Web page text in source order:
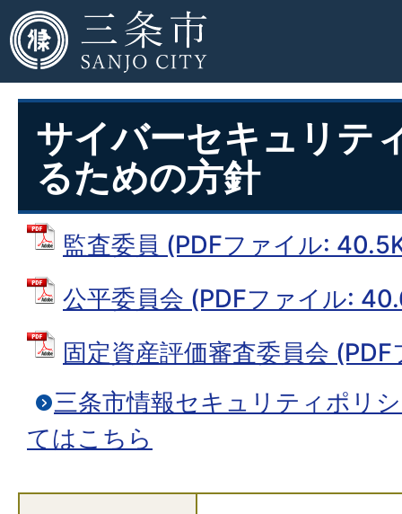
サイバーセキュリテ
るための方針
監査委員 (PDFファイル:
公平委員会 (PDFファイル:
固定資産評価審査委員会
三条市情報セキュリティポリ
てはこちら